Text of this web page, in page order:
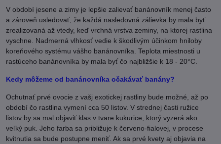
V období jesene a zimy je lepšie zalievať banánovník menej často
a zároveň usledovať, že každá nasledovná zálievka by mala byť
zrealizovaná až vtedy, keď vrchná vrstva zeminy, na ktorej rastlina
vyschne. Nadmerná vlhkosť vedie k škodlivým účinkom hniloby
koreňového systému vášho banánovníka. Teplota miestnosti u
rastúceho banánovníka by mala byť čo najbližšie k 18 - 20°C.
Kedy môžeme od banánovníka očakávať banány?
Ochutnať prvé ovocie z vašj exotickej rastliny bude možné, až po
období čo rastlina vymení cca 50 listov. V strednej časti ružice
listov by sa mal objaviť klas v tvare kukurice, ktorý vyzerá ako
veľký puk. Jeho farba sa približuje k červeno-fialovej, v procese
kvitnutia sa bude postupne meniť. Ak sa prvé kvety aj objavia na